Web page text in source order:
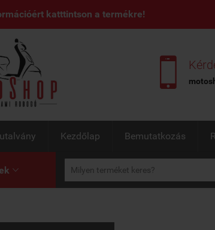
katttintson a termékre!

Kezdőlap Bemutatkozás
